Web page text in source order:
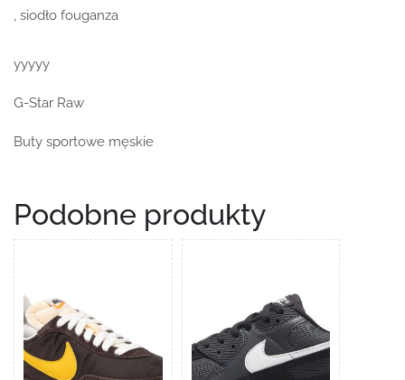
, siodło fouganza
yyyyy
G-Star Raw
Buty sportowe męskie
Podobne produkty